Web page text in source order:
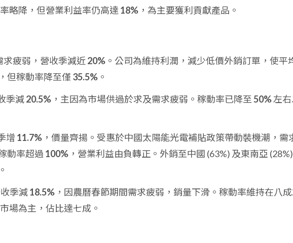
略降，但營業利益率仍高達 18% ，為主要獲利貢獻產品。
求疲弱，營收季減近20% 。公司為維持利潤，減少低價外銷訂單，使平
但稼動率降至僅35.5% 。
季減20.5% ，主因為市場供過於求及需求疲弱。稼動率已降至 50%左
增 11.7% ，價量齊揚。受惠於中國太陽能光電補貼政策帶動裝機潮，需
動率超過 100% ，營業利益由負轉正。外銷至中國 (63%) 及東南亞
收季減18.5% ，因農曆春節期間需求疲弱，銷量下滑。稼動率維持在八
場為主，佔比達七成。